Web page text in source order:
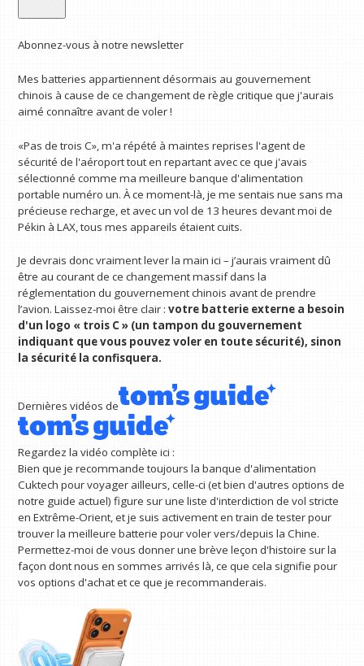
Abonnez-vous à notre newsletter
Mes batteries appartiennent désormais au gouvernement
chinois à cause de ce changement de règle critique que j'aurais
aimé connaître avant de voler !
«Pas de trois C», m'a répété à maintes reprises l'agent de
sécurité de l'aéroport tout en repartant avec ce que j'avais
sélectionné comme ma meilleure banque d'alimentation
portable numéro un. À ce moment-là, je me sentais nue sans ma
précieuse recharge, et avec un vol de 13 heures devant moi de
Pékin à LAX, tous mes appareils étaient cuits.
Je devrais donc vraiment lever la main ici – j’aurais vraiment dû
être au courant de ce changement massif dans la
réglementation du gouvernement chinois avant de prendre
l’avion. Laissez-moi être clair :votre batterie externe a besoin
d'un logo « trois C » (un tampon du gouvernement
indiquant que vous pouvez voler en toute sécurité), sinon
la sécurité la confisquera.
Dernières vidéos de
Regardez la vidéo complète ici :
Bien que je recommande toujours la banque d'alimentation
Cuktech pour voyager ailleurs, celle-ci (et bien d'autres options de
notre guide actuel) figure sur une liste d'interdiction de vol stricte
en Extrême-Orient, et je suis activement en train de tester pour
trouver la meilleure batterie pour voler vers/depuis la Chine.
Permettez-moi de vous donner une brève leçon d'histoire sur la
façon dont nous en sommes arrivés là, ce que cela signifie pour
vos options d'achat et ce que je recommanderais.